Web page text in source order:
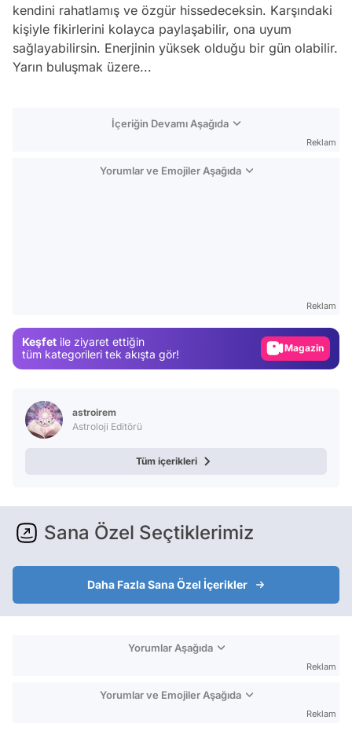
kendini rahatlamış ve özgür hissedeceksin. Karşındaki
kişiyle fikirlerini kolayca paylaşabilir, ona uyum
sağlayabilirsin. Enerjinin yüksek olduğu bir gün olabilir.
Yarın buluşmak üzere...
İçeriğin Devamı Aşağıda
Reklam
Yorumlar ve Emojiler Aşağıda
Reklam
Keşfet ile ziyaret ettiğin
tüm kategorileri tek akışta gör!
Magazin
astroirem
Astroloji Editörü
Tüm içerikleri
Sana Özel Seçtiklerimiz
Daha Fazla Sana Özel İçerikler
Yorumlar Aşağıda
Reklam
Yorumlar ve Emojiler Aşağıda
Reklam